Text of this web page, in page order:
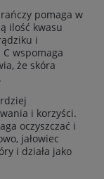
pomaga w
ilość kwasu
i
wspomaga
że skóra
i korzyści.
oczyszczać i
jałowiec
i działa jako